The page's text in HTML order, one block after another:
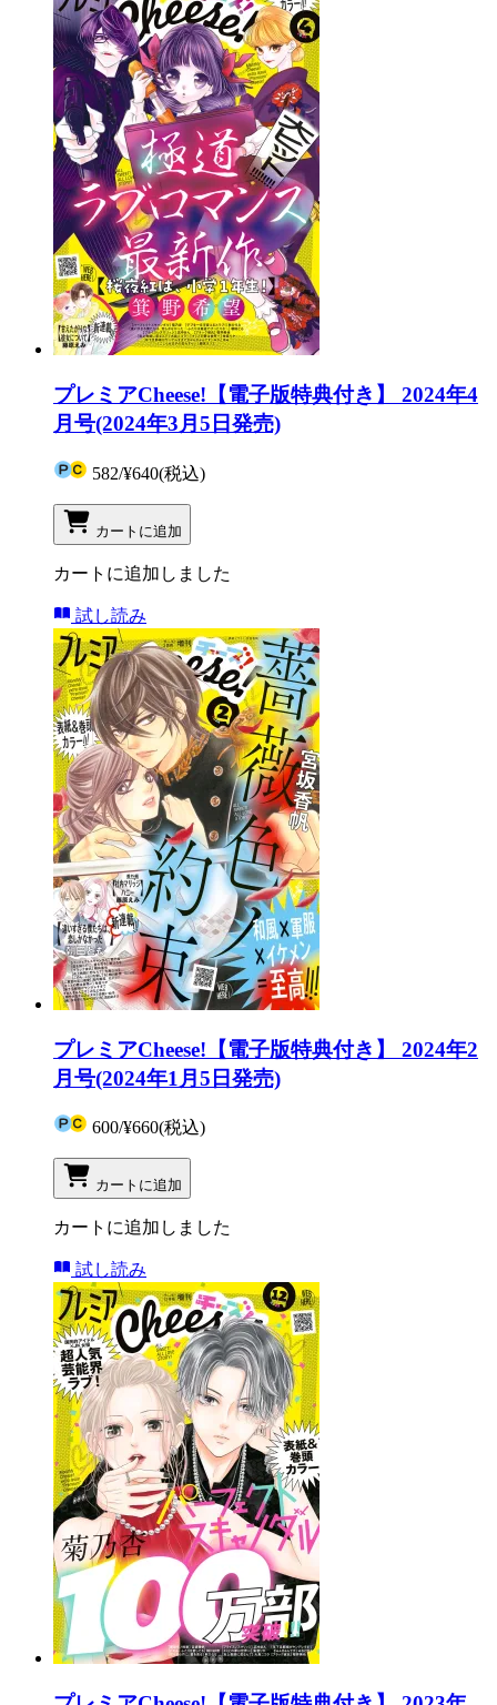
プレミアCheese!【電子版特典付き】 2024年4
月号(2024年3月5日発売)
582/¥640(税込)
カートに追加
カートに追加しました
試し読み
プレミアCheese!【電子版特典付き】 2024年2
月号(2024年1月5日発売)
600/¥660(税込)
カートに追加
カートに追加しました
試し読み